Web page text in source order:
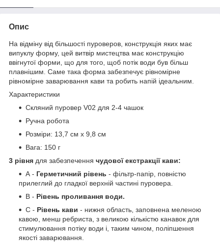
Опис
На відміну від більшості пуроверов, конструкція яких має
випуклу форму, цей витвір мистецтва має конструкцію
ввігнутої форми, що для того, щоб потік води був більш
плавнішим. Саме така форма забезпечує рівномірне
рівномірне заварювання кави та робить напій ідеальним.
Характеристики
Скляний пуровер V02 для 2-4 чашок
Ручна робота
Розміри: 13,7 см х 9,8 см
Вага: 150 г
3 рівня для забезпечення чудової екстракції кави:
А - Герметичний рівень - фільтр-папір, повністю
прилеглий до гладкої верхній частині пуровера.
B - Рівень проливання води.
С - Рівень кави - нижня область, заповнена меленою
кавою, менш ребриста, з великою кількістю канавок для
стимулювання потіку води і, таким чином, поліпшення
якості заварювання.